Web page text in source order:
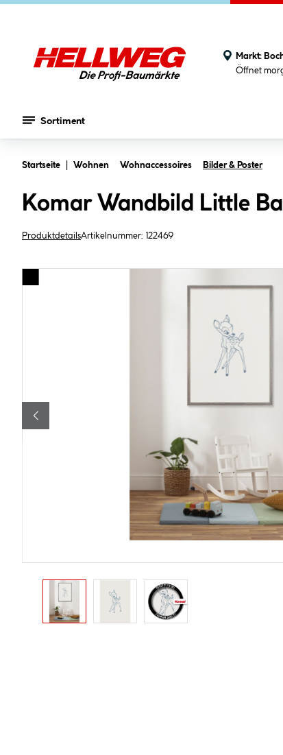
Markt:
Öffnet
Sortiment
Startseite Wohnen Wohnaccessoires Bilder & Poster
Komar Wandbild Little
ProduktdetailsArtikelnummer: 122469